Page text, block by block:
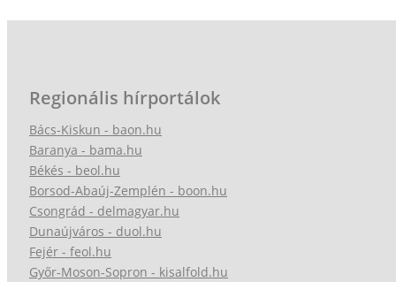
Regionális hírportálok
Bács-Kiskun - baon.hu
Baranya - bama.hu
Békés - beol.hu
Borsod-Abaúj-Zemplén - boon.hu
Csongrád - delmagyar.hu
Dunaújváros - duol.hu
Fejér - feol.hu
Győr-Moson-Sopron - kisalfold.hu